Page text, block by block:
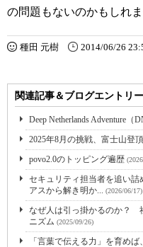
の問題もないのかもしれま
種田 元樹 2014/06/26
関連記事＆ブログエントリー
Deep Netherlands Adventure
2025年8月の挑戦、富士山登
povo2.0のトッピング遍歴
セキュリティ担当者を追い
アスから解き明か... (2026/06/17)
なぜ人は引っ掛かるのか？
ニズム (2025/09/26)
「言葉で伝える力」を育め